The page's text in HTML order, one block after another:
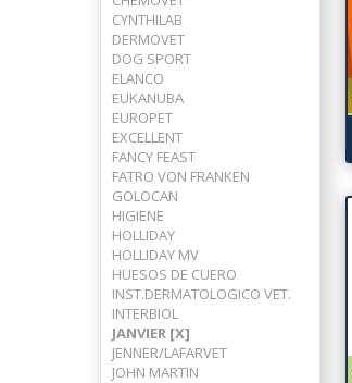
CYNTHILAB
DERMOVET
DOG SPORT
ELANCO
EUKANUBA
EUROPET
EXCELLENT
FANCY FEAST
FATRO VON FRANKEN
GOLOCAN
HIGIENE
HOLLIDAY
HOLLIDAY MV
HUESOS DE CUERO
INST.DERMATOLOGICO VET.
INTERBIOL
JANVIER [X]
JENNER/LAFARVET
JOHN MARTIN